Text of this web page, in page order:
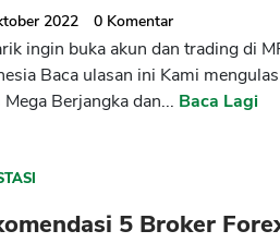
2022 0 Komentar
ingin buka akun dan trading di
Baca ulasan ini Kami
Mega Berjangka dan... Baca Lagi
5 Broker